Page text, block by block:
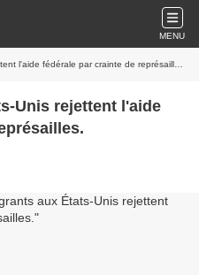
MENU
l'aide fédérale par crainte de représailles.
Unis rejettent l'aide